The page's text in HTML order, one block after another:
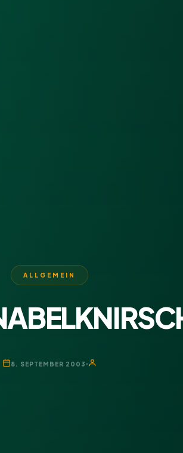
ALLGEMEIN
8. SEPTEMBER 2003